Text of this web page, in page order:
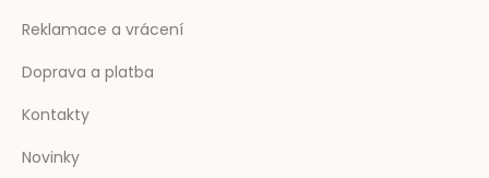
Reklamace a vrácení
Doprava a platba
Kontakty
Novinky